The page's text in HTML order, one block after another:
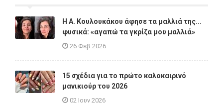
Η A. Κουλουκάκου άφησε τα μαλλιά της...
φυσικά: «αγαπώ τα γκρίζα μου μαλλιά»
26 Φεβ 2026
15 σχέδια για το πρώτο καλοκαιρινό
μανικιούρ του 2026
02 Ιουν 2026